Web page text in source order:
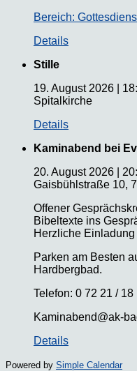
Bereich:
Details
Stille
19. August 2026
Spitalkirche
Details
Kaminabend bei
20. August 2026
Gaisbühlstraße 10,
Offener
Bibeltexte ins
Herzliche
Parken am Besten
Hardbergbad.
Telefon: 0 72 21 / 18
Kaminabend@ak-
Details
Powered by Simple Calendar